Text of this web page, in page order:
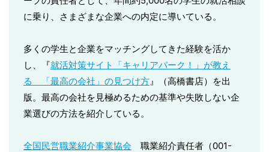
に乗り、さまざまな企業への内定に導いている。
多くの学生と企業をマッチングしてきた経験を活か
し、『就活対策サイト「キャリアパーク！」が教え
る 「最高の会社」の見つけ方 』（高橋書店）を出
版。最高の会社を見極めるための基準や失敗しない企
業選びの方法を紹介している。
全国民営職業紹介事業協会 職業紹介責任者（001-